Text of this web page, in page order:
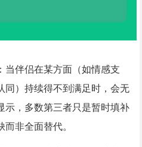
：当伴侣在某方面（如情感支
同）持续得不到满足时，会无
示，多数第三者只是暂时填补
非全面替代。